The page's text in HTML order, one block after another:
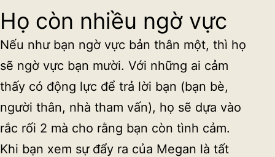
Họ còn nhiều ngờ vực
Nếu như bạn ngờ vực bản thân một, thì họ
sẽ ngờ vực bạn mười. Với những ai cảm
thấy có động lực để trả lời bạn (bạn bè,
người thân, nhà tham vấn), họ sẽ dựa vào
rắc rối 2 mà cho rằng bạn còn tình cảm.
Khi bạn xem sự đẩy ra của Megan là tất